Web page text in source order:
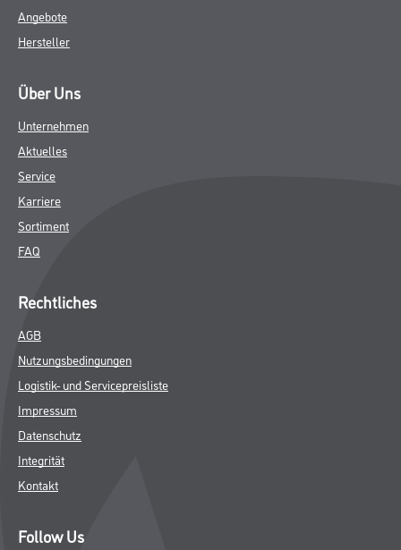
Angebote
Hersteller
Über Uns
Unternehmen
Aktuelles
Service
Karriere
Sortiment
FAQ
Rechtliches
AGB
Nutzungsbedingungen
Logistik- und Servicepreisliste
Impressum
Datenschutz
Integrität
Kontakt
Follow Us